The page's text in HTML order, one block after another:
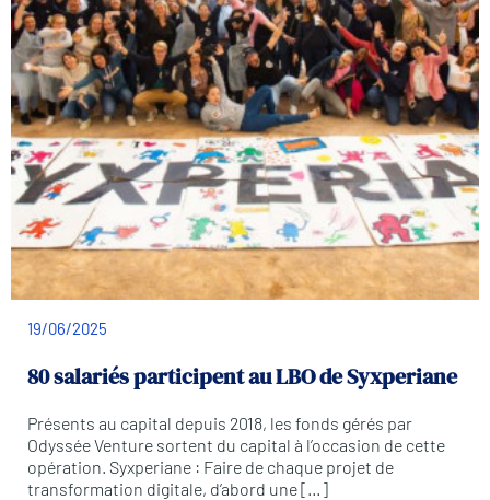
19/06/2025
80 salariés participent au LBO de Syxperiane
Présents au capital depuis 2018, les fonds gérés par
Odyssée Venture sortent du capital à l’occasion de cette
opération. Syxperiane : Faire de chaque projet de
transformation digitale, d’abord une […]